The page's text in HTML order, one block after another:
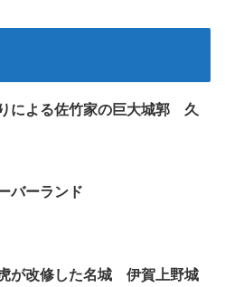
による佐竹家の巨大城郭 久
バーランド
が改修した名城 伊賀上野城